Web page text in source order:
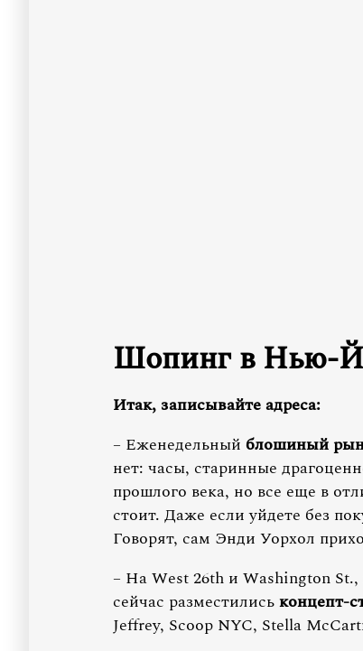
Шопинг в Нью-
Итак, записывайте адреса:
– Еженедельный блошиный
нет: часы, старинные
прошлого века, но все еще в
стоит. Даже если уйдете без
Говорят, сам Энди Уорхол
– На West 26th и Washington
сейчас разместилиськонцепт-
Jeffrey, Scoop NYC, Stella